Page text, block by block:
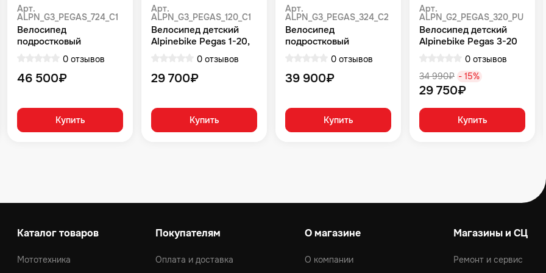
Арт.
ALPN_G3_PEGAS_724_C1
Велосипед
подростковый
Alpinebike Pegas 7-24,
один размер, цвет
Зеленый
0 отзывов
46 500₽
Купить
Арт.
ALPN_G3_PEGAS_120_C1
Велосипед детский
Alpinebike Pegas 1-20,
один размер, цвет
0 отзывов
29 700₽
Купить
Арт.
ALPN_G3_PEGAS_324_C2
Велосипед
подростковый
Alpinebike Pegas 3-24,
один размер, цвет
Фиолетовый
0 отзывов
39 900₽
Купить
Арт.
ALPN_G2_PEGAS_320_PU
Велосипед детский
Alpinebike Pegas 3-20
фиолетовый космос
0 отзывов
34 990₽ - 15%
29 750₽
Купить
Каталог товаров
Мототехника
Покупателям
Оплата и доставка
О магазине
О компании
Магазины и СЦ
Ремонт и сервис